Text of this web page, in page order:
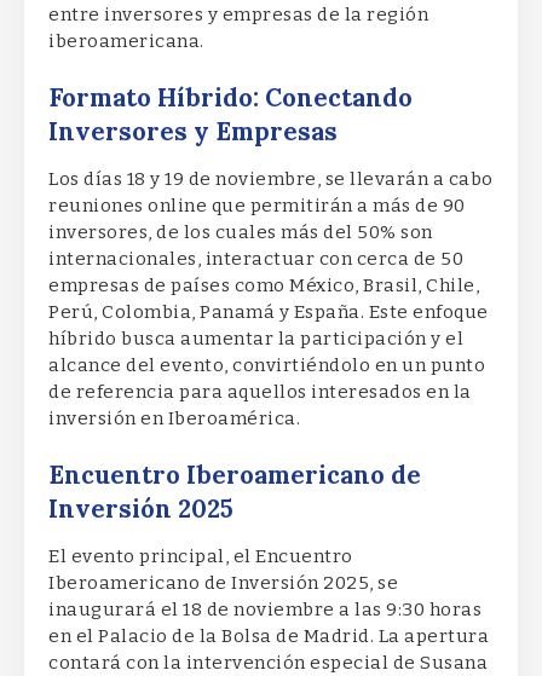
entre inversores y empresas de la región
iberoamericana.
Formato Híbrido: Conectando
Inversores y Empresas
Los días 18 y 19 de noviembre, se llevarán a cabo
reuniones online que permitirán a más de 90
inversores, de los cuales más del 50% son
internacionales, interactuar con cerca de 50
empresas de países como México, Brasil, Chile,
Perú, Colombia, Panamá y España. Este enfoque
híbrido busca aumentar la participación y el
alcance del evento, convirtiéndolo en un punto
de referencia para aquellos interesados en la
inversión en Iberoamérica.
Encuentro Iberoamericano de
Inversión 2025
El evento principal, el Encuentro
Iberoamericano de Inversión 2025, se
inaugurará el 18 de noviembre a las 9:30 horas
en el Palacio de la Bolsa de Madrid. La apertura
contará con la intervención especial de Susana